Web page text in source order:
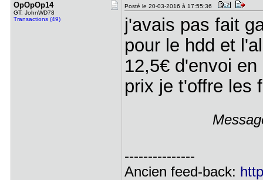
OpOpOp14
GT: JohnWD78
Transactions (49)
Posté le 20-03-2016 à 17:55:36
j'avais pas fait
pour le hdd et
12,5€ d'envoi
prix je t'offre les
---------------
Ancien feed-back: